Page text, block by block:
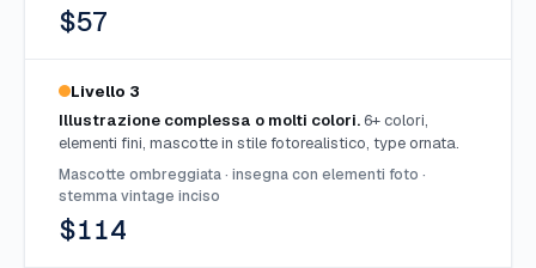
$57
Livello 3
Illustrazione complessa o molti colori. 6+ colori,
elementi fini, mascotte in stile fotorealistico, type ornata.
Mascotte ombreggiata · insegna con elementi foto ·
stemma vintage inciso
$114